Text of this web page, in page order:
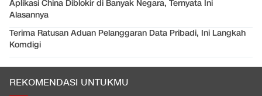
Aplikasi China Diblokir di Banyak Negara, Ternyata Ini
Alasannya
Terima Ratusan Aduan Pelanggaran Data Pribadi, Ini Langkah
Komdigi
REKOMENDASI UNTUKMU